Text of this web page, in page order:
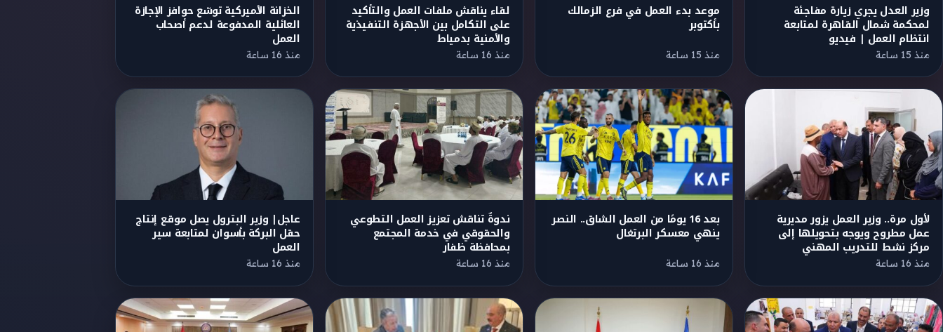
وزير العدل يجري زيارة مفاجئة
لمحكمة شمال القاهرة لمتابعة
انتظام العمل | فيديو
منذ 15 ساعة
موعد بدء العمل في فرع الزمالك
بأكتوبر
منذ 15 ساعة
لقاء يناقش ملفات العمل والتأكيد
على التكامل بين الأجهزة التنفيذية
والأمنية بدمياط
منذ 16 ساعة
الخزانة الأميركية توسّع حوافز الإجازة
العائلية المدفوعة لدعم أصحاب
العمل
منذ 16 ساعة
لأول مرة.. وزير العمل يزور مديرية
عمل مطروح ويوجه بتحويلها إلى
مركز نشط للتدريب المهني
منذ 16 ساعة
بعد 16 يومًا من العمل الشاق.. النصر
ينهي معسكر البرتغال
منذ 16 ساعة
ندوةٌ تناقش تعزيز العمل التطوعي
والحقوقي في خدمة المجتمع
بمحافظة ظفار
منذ 16 ساعة
عاجل| وزير البترول يصل موقـع إنتاج
حقل البركة بأسوان لمتابعة سير
العمل
منذ 16 ساعة